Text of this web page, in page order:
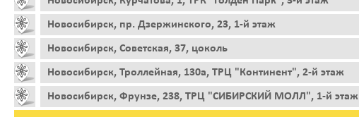
Новосибирск, пр. Дзержинского, 23, 1-й этаж
Новосибирск, Советская, 37, цоколь
Новосибирск, Троллейная, 130а, ТРЦ "Континент", 2-й этаж
Новосибирск, Фрунзе, 238, ТРЦ "СИБИРСКИЙ МОЛЛ", 1-й этаж